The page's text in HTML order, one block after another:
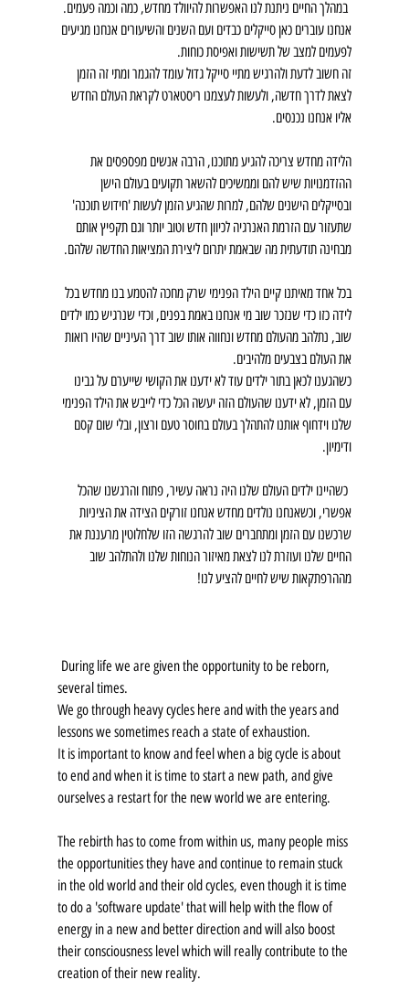
במהלך החיים ניתנת לנו האפשרות להיוולד מחדש, כמה וכמה פעמים.
אנחנו עוברים כאן סייקלים כבדים ועם השנים והשיעורים אנחנו מגיעים
לפעמים למצב של תשישות ואפיסת כוחות.
זה חשוב לדעת ולהרגיש מתיי סייקל גדול עומד להגמר ומתי זה הזמן
לצאת לדרך חדשה, ולעשות לעצמנו ריסטארט לקראת העולם החדש
אליו אנחנו נכנסים.
הלידה מחדש צריכה להגיע מתוכנו, הרבה אנשים מפספסים את
ההזדמנויות שיש להם וממשיכים להשאר תקועים בעולם הישן
ובסייקלים הישנים שלהם, למרות שהגיע הזמן לעשות 'חידוש תוכנה'
שתעזור עם הזרמת האנרגיה לכיוון חדש וטוב יותר וגם תקפיץ אותם
מבחינה תודעתית מה שבאמת יתרום ליצירת המציאות החדשה שלהם.
בכל אחד מאיתנו קיים הילד הפנימי שרק מחכה להטמע בנו מחדש בכל
לידה כזו כדי שנזכר שוב מי אנחנו באמת בפנים, וכדי שנרגיש כמו ילדים
שוב, נתלהב מהעולם מחדש ונחווה אותו שוב דרך העיניים שהיו רואות
את העולם בצבעים מלהיבים.
כשהגענו לכאן בתור ילדים עוד לא ידענו את הקושי שייערם על גבינו
עם הזמן, לא ידענו שהעולם הזה יעשה הכל כדי לייבש את הילד הפנימי
שלנו וידחוף אותנו להתהלך בעולם בחוסר טעם ורצון, ובלי שום קסם
ודימיון.
כשהיינו ילדים העולם שלנו היה נראה עשיר, פתוח והרגשנו שהכל
אפשרי, וכשאנחנו נולדים מחדש אנחנו זורקים הצידה את הציניות
שרכשנו עם הזמן ומתחברים שוב להרגשה הזו שלחלוטין מרעננת את
החיים שלנו ועוזרת לנו לצאת מאיזור הנוחות שלנו ולהתלהב שוב
מההרפתקאות שיש לחיים להציע לנו!
During life we ​​are given the opportunity to be reborn,
several times.
We go through heavy cycles here and with the years and
lessons we sometimes reach a state of exhaustion.
It is important to know and feel when a big cycle is about
to end and when it is time to start a new path, and give
ourselves a restart for the new world we are entering.
The rebirth has to come from within us, many people miss
the opportunities they have and continue to remain stuck
in the old world and their old cycles, even though it is time
to do a 'software update' that will help with the flow of
energy in a new and better direction and will also boost
their consciousness level which will really contribute to the
creation of their new reality.